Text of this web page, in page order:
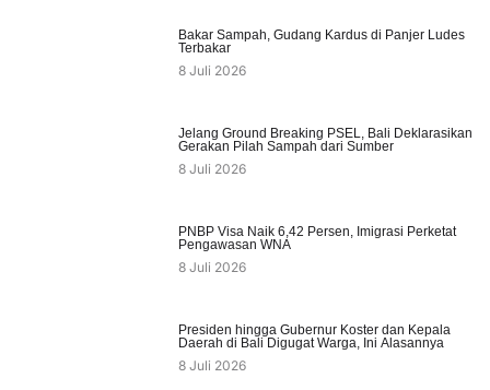
Bakar Sampah, Gudang Kardus di Panjer Ludes
Terbakar
8 Juli 2026
Jelang Ground Breaking PSEL, Bali Deklarasikan
Gerakan Pilah Sampah dari Sumber
8 Juli 2026
PNBP Visa Naik 6,42 Persen, Imigrasi Perketat
Pengawasan WNA
8 Juli 2026
Presiden hingga Gubernur Koster dan Kepala
Daerah di Bali Digugat Warga, Ini Alasannya
8 Juli 2026